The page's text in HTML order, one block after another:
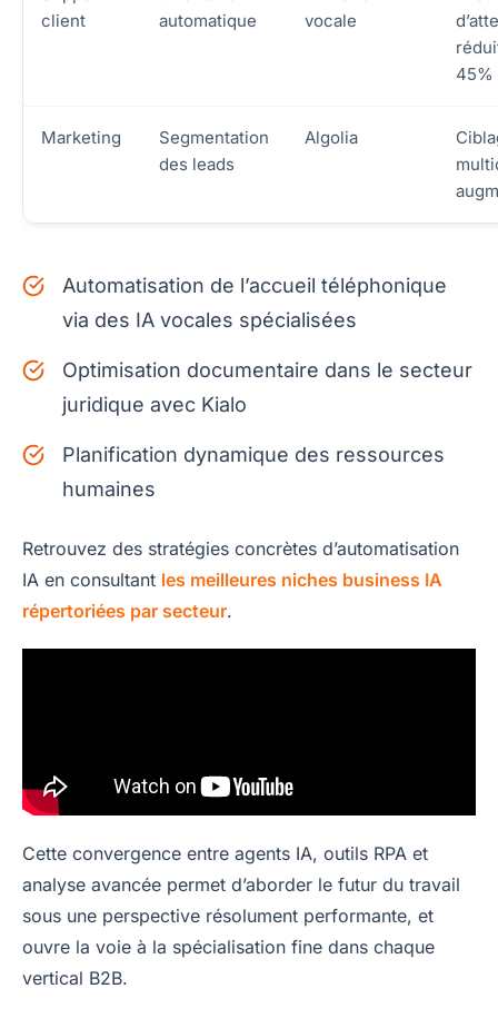
client
automatique
vocale
45%
Marketing
Segmentation
des leads
Algolia
Automatisation de l’accueil téléphonique
via des IA vocales spécialisées
Optimisation documentaire dans le secteur
juridique avec Kialo
Planification dynamique des ressources
humaines
Retrouvez des stratégies concrètes d’automatisation
IA en consultant les meilleures niches business IA
répertoriées par secteur.
Cette convergence entre agents IA, outils RPA et
analyse avancée permet d’aborder le futur du travail
sous une perspective résolument performante, et
ouvre la voie à la spécialisation fine dans chaque
vertical B2B.